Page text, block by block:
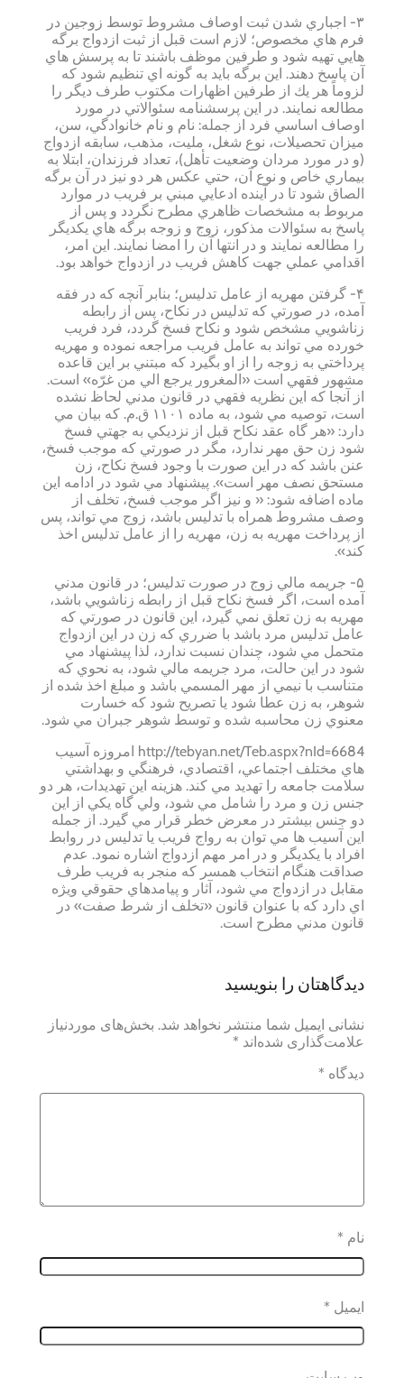
۳- اجباري شدن ثبت اوصاف مشروط توسط زوجين در
فرم هاي مخصوص؛ لازم است قبل از ثبت ازدواج برگه
هايي تهيه شود و طرفين موظف باشند تا به پرسش هاي
آن پاسخ دهند. اين برگه بايد به گونه اي تنظيم شود كه
لزوماً هر يك از طرفين اظهارات مكتوب طرف ديگر را
مطالعه نمايند. در اين پرسشنامه سئوالاتي در مورد
اوصاف اساسي فرد از جمله: نام و نام خانوادگي، سن،
ميزان تحصيلات، نوع شغل، مليت، مذهب، سابقه ازدواج
(و در مورد مردان وضعيت تأهل)، تعداد فرزندان، ابتلا به
بيماري خاص و نوع آن، حتي عكس هر دو نيز در آن برگه
الصاق شود تا در آينده ادعايي مبني بر فريب در موارد
مربوط به مشخصات ظاهري مطرح نگردد و پس از
پاسخ به سئوالات مذكور، زوج و زوجه برگه هاي يكديگر
را مطالعه نمايند و در انتها آن را امضا نمايند. اين امر،
اقدامي عملي جهت كاهش فريب در ازدواج خواهد بود.
۴- گرفتن مهريه از عامل تدليس؛ بنابر آنچه كه در فقه
آمده، در صورتي كه تدليس در نكاح، پس از رابطه
زناشويي مشخص شود و نكاح فسخ گردد، فرد فريب
خورده مي تواند به عامل فريب مراجعه نموده و مهريه
پرداختي به زوجه را از او بگيرد كه مبتني بر اين قاعده
مشهور فقهي است «المغرور يرجع الي من غرّه» است.
از آنجا كه اين نظريه فقهي در قانون مدني لحاظ نشده
است، توصيه مي شود، به ماده ۱۱۰۱ ق.م. كه بيان مي
دارد: «هر گاه عقد نكاح قبل از نزديكي به جهتي فسخ
شود زن حق مهر ندارد، مگر در صورتي كه موجب فسخ،
عنن باشد كه در اين صورت با وجود فسخ نكاح، زن
مستحق نصف مهر است». پيشنهاد مي شود در ادامه اين
ماده اضافه شود: « و نيز اگر موجب فسخ، تخلف از
وصف مشروط همراه با تدليس باشد، زوج مي تواند، پس
از پرداخت مهريه به زن، مهريه را از عامل تدليس اخذ
كند».
۵- جريمه مالي زوج در صورت تدليس؛ در قانون مدني
آمده است، اگر فسخ نكاح قبل از رابطه زناشويي باشد،
مهريه به زن تعلق نمي گيرد، اين قانون در صورتي كه
عامل تدليس مرد باشد با ضرري كه زن در اين ازدواج
متحمل مي شود، چندان نسبت ندارد، لذا پيشنهاد مي
شود در اين حالت، مرد جريمه مالي شود، به نحوي كه
متناسب با نيمي از مهر المسمي باشد و مبلغ اخذ شده از
شوهر، به زن عطا شود يا تصريح شود كه خسارت
معنوي زن محاسبه شده و توسط شوهر جبران مي شود.
http://tebyan.net/Teb.aspx?nId=6684 امروزه آسيب
هاي مختلف اجتماعي، اقتصادي، فرهنگي و بهداشتي
سلامت جامعه را تهديد مي كند. هزينه اين تهديدات، هر دو
جنس زن و مرد را شامل مي شود، ولي گاه يكي از اين
دو جنس بيشتر در معرض خطر قرار مي گيرد. از جمله
اين آسيب ها مي توان به رواج فريب يا تدليس در روابط
افراد با يكديگر و در امر مهم ازدواج اشاره نمود. عدم
صداقت هنگام انتخاب همسر كه منجر به فريب طرف
مقابل در ازدواج مي شود، آثار و پيامدهاي حقوقي ويژه
اي دارد كه با عنوان قانون «تخلف از شرط صفت» در
قانون مدني مطرح است.
دیدگاهتان را بنویسید
نشانی ایمیل شما منتشر نخواهد شد. بخش‌های موردنیاز
علامت‌گذاری شده‌اند *
دیدگاه *
نام *
ایمیل *